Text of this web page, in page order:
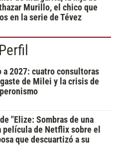
Murillo, el chico que
en la serie de Tévez
a 2027: cuatro consultoras
de Milei y la crisis de
"Elize: Sombras de una
película de Netflix sobre el
que descuartizó a su